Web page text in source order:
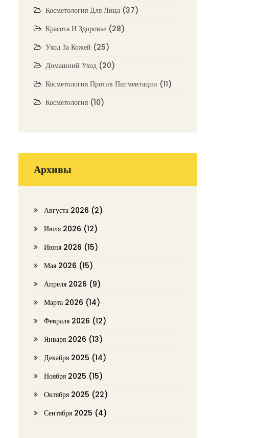
Косметология Для Лица (37)
Красота И Здоровье (28)
Уход За Кожей (25)
Домашний Уход (20)
Косметология Против Пигментации (11)
Косметология (10)
Архивы
Августа 2026 (2)
Июля 2026 (12)
Июня 2026 (15)
Мая 2026 (15)
Апреля 2026 (9)
Марта 2026 (14)
Февраля 2026 (12)
Января 2026 (13)
Декабря 2025 (14)
Ноября 2025 (15)
Октября 2025 (22)
Сентября 2025 (4)